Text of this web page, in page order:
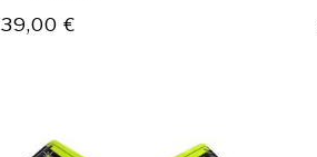
39,00€